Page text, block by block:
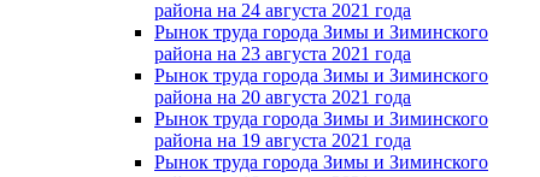
района на 24 августа 2021 года
Рынок труда города Зимы и Зиминского
района на 23 августа 2021 года
Рынок труда города Зимы и Зиминского
района на 20 августа 2021 года
Рынок труда города Зимы и Зиминского
района на 19 августа 2021 года
Рынок труда города Зимы и Зиминского